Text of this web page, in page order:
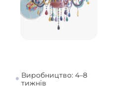
Виробництво: 4–8
тижнів